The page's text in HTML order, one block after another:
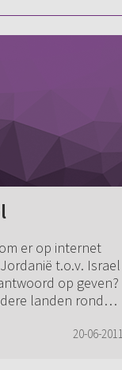
er op internet
t.o.v. Israel
op geven?
landen rond
20-06-2011